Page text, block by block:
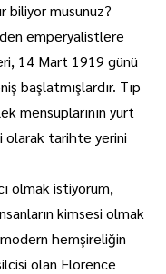
biliyor musunuz?
emperyalistlere
14 Mart 1919 günü
başlatmışlardır. Tıp
mensuplarının yurt
olarak tarihte yerini
olmak istiyorum,
kimsesi olmak
hemşireliğin
olan Florence